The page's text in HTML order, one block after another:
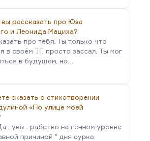
рассказать про Юза
и Леонида Мациха?
про тебя. Ты только что
в своём ТГ, просто зассал. Ты мог
в будущем, но…
сказать о стихотворении
«По улице моей
, увы . рабство на генном уровне
причиной " дня сурка